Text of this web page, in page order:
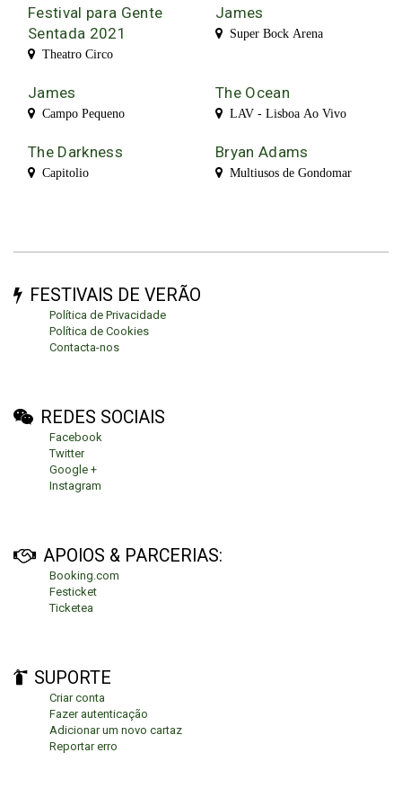
Festival para Gente
Sentada 2021
Theatro Circo
James
Super Bock Arena
James
Campo Pequeno
The Ocean
LAV - Lisboa Ao Vivo
The Darkness
Capitolio
Bryan Adams
Multiusos de Gondomar
FESTIVAIS DE VERÃO
Política de Privacidade
Política de Cookies
Contacta-nos
REDES SOCIAIS
Facebook
Twitter
Google +
Instagram
APOIOS & PARCERIAS:
Booking.com
Festicket
Ticketea
SUPORTE
Criar conta
Fazer autenticação
Adicionar um novo cartaz
Reportar erro